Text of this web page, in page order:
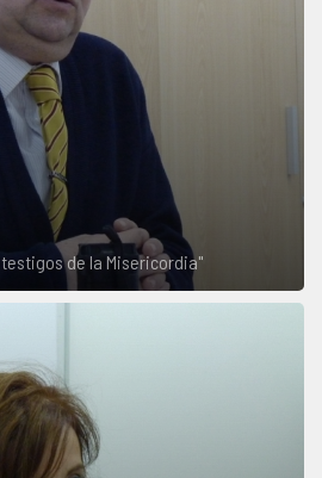
de la Misericordia"